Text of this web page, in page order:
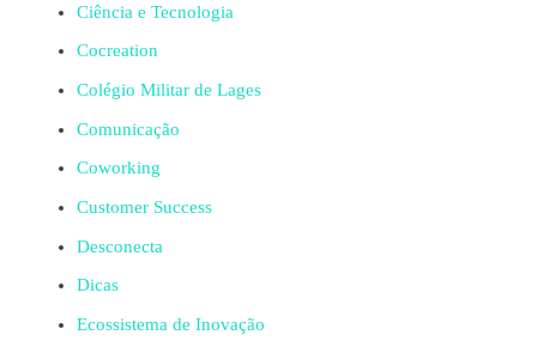
Ciência e Tecnologia
Cocreation
Colégio Militar de Lages
Comunicação
Coworking
Customer Success
Desconecta
Dicas
Ecossistema de Inovação